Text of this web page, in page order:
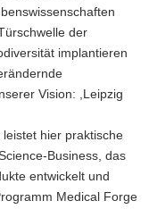
der
implantieren
Vision: ,Leipzig
hier praktische
Business, das
entwickelt und
Medical Forge